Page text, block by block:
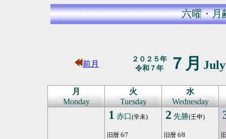
六曜・月
前月
２０２５年
令和７年
７月
月
Monday
火
Tuesday
水
Wednesday
1 赤口(辛未)
旧暦 6/7
2 先勝(壬申)
旧暦 6/8